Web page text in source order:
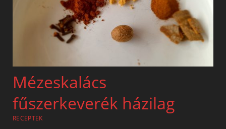
Mézeskalács
fűszerkeverék házilag
RECEPTEK